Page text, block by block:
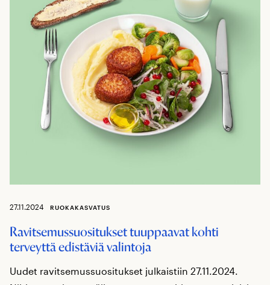
27.11.2024 RUOKAKASVATUS
Ravitsemussuositukset tuuppaavat kohti
terveyttä edistäviä valintoja
Uudet ravitsemussuositukset julkaistiin 27.11.2024.